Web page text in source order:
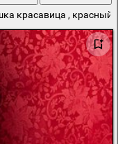
красавица , красный